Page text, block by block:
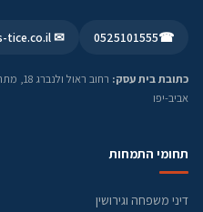
☎
0525101555
✉ info@jus-tice.co.il
כתובת בית עסק:
אביב-יפו
תחומי התמחות
דיני משפחה וגירושין